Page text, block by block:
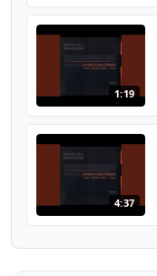
1:19
4:37